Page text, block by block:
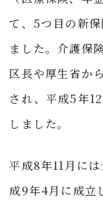
て、5つ目の新
ました。介護保
区長や厚生省か
され、平成5年
しました。
平成8年11月に
成9年4月に成立